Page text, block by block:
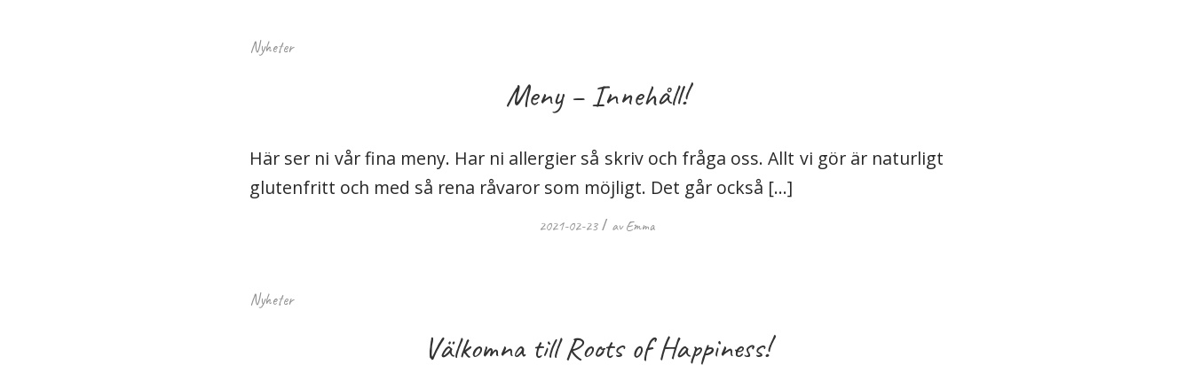
Nyheter
Meny – Innehåll!
Här ser ni vår fina meny. Har ni allergier så skriv och fråga oss. Allt vi gör är naturligt
glutenfritt och med så rena råvaror som möjligt. Det går också […]
2021-02-23 / avEmma
Nyheter
Välkomna till Roots of Happiness!